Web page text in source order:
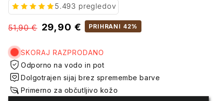
5.493 pregledov
Običajna
51,90 € Prodajne
29,90 € PRIHRANI 42%
SKORAJ RAZPRODANO
Odporno na vodo in pot
Dolgotrajen sijaj brez spremembe barve
Primerno za občutljivo kožo